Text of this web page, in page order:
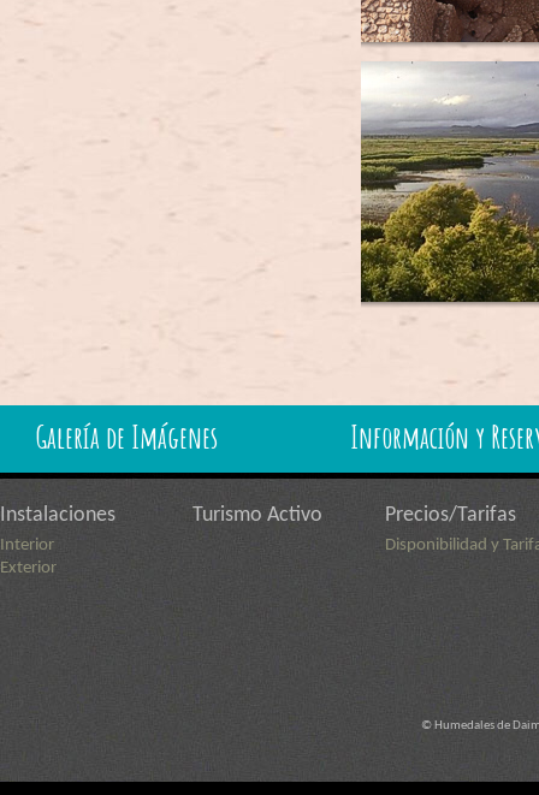
Galería de Imágenes Información y
Instalaciones
Interior
Exterior
Turismo Activo Precios/Tarifas
Disponibilidad y
© Humedales de